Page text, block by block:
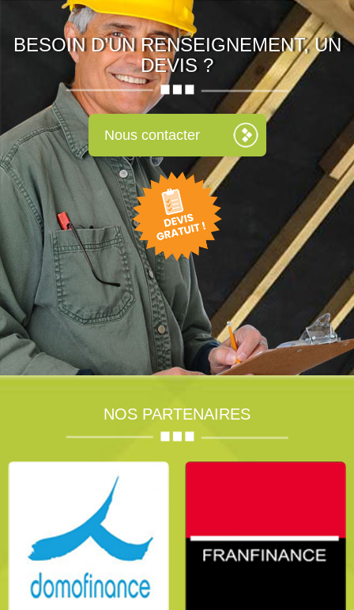
BESOIN D’UN RENSEIGNEMENT, UN
DEVIS ?
Nous contacter
NOS PARTENAIRES